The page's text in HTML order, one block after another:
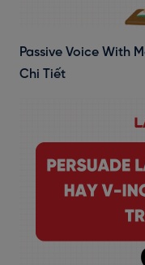
Passive Voice With
Chi Tiết